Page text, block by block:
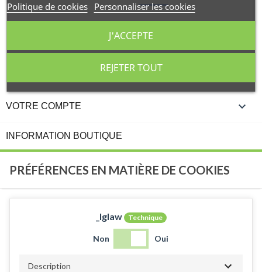
VOTRE COMPTE 
INFORMATION BOUTIQUE
Politique de cookies Personnaliser les cookies
REJETER TOUT
J'ACCEPTE
PRÉFÉRENCES EN MATIÈRE DE COOKIES
_lglaw Technique
Non Oui
Description